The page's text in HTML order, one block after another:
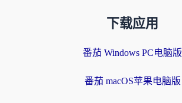
下载应用
番茄 Windows PC电脑版
番茄 macOS苹果电脑版